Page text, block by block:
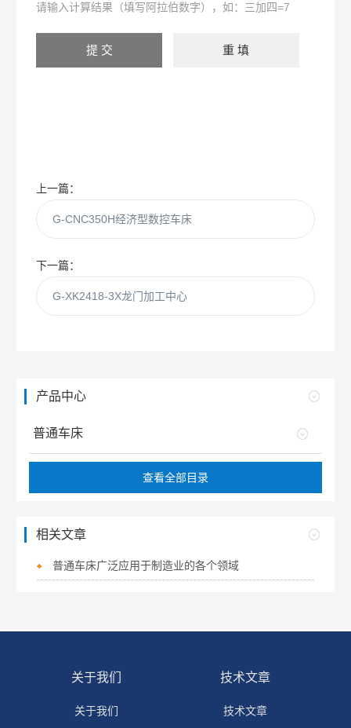
请输入计算结果（填写阿拉伯数字），如：三加四=7
上一篇：
G-CNC350H经济型数控车床
下一篇：
G-XK2418-3X龙门加工中心
产品中心
普通车床
查看全部目录
相关文章
普通车床广泛应用于制造业的各个领域
关于我们
关于我们
技术文章
技术文章